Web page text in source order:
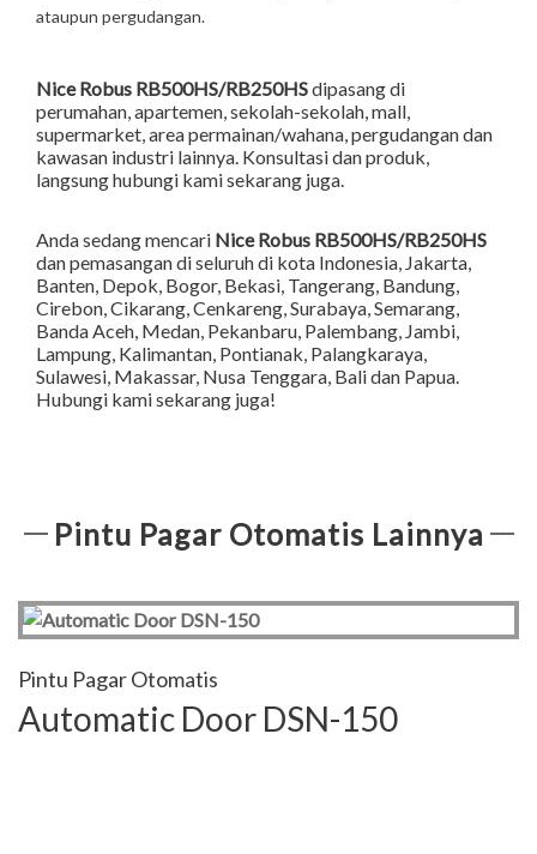
ataupun pergudangan.
Nice Robus RB500HS/RB250HSdipasang di
perumahan, apartemen, sekolah-sekolah, mall,
supermarket, area permainan/wahana, pergudangan dan
kawasan industri lainnya. Konsultasi dan produk,
langsung hubungi kami sekarang juga.
Anda sedang mencari Nice Robus RB500HS/RB250HS
dan pemasangan di seluruh di kota Indonesia, Jakarta
Banten Depok Bogor, Bekasi Tangerang Bandung
Cirebon Cikarang Cenkareng Surabaya Semarang
Banda Aceh Medan Pekanbaru Palembang Jambi
Lampung Kalimantan Pontianak Palangkaraya
Sulawesi Makassar, Nusa Tenggara Balidan Papua
Hubungi kami sekarang juga!
Pintu Pagar Otomatis Lainnya
Pintu Pagar Otomatis
Automatic Door DSN-150